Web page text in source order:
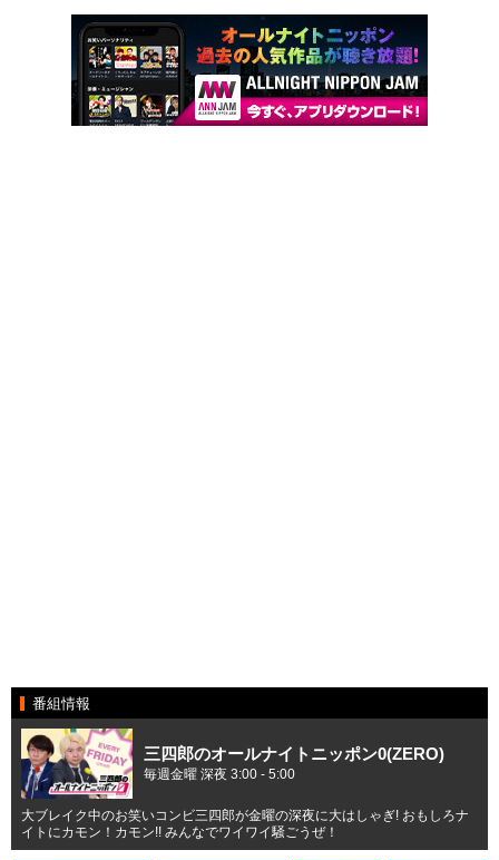
番組情報
三四郎のオールナイトニッポン0(ZERO)
毎週金曜 深夜 3:00 - 5:00
大ブレイク中のお笑いコンビ三四郎が金曜の深夜に大はしゃぎ! おもしろナ
イトにカモン！カモン!! みんなでワイワイ騒ごうぜ！